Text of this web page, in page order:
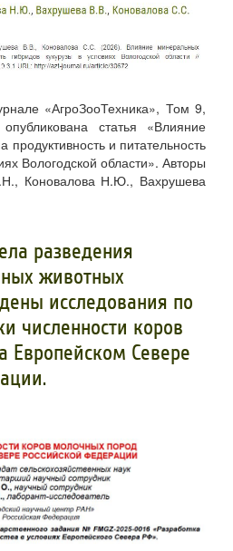
«АгроЗооТехника», Том 9,
статья «Влияние
и питательность
Вологодской области». Авторы
Коновалова Н.Ю., Вахрушева
разведения
животных
исследования по
численности коров
Европейском Севере